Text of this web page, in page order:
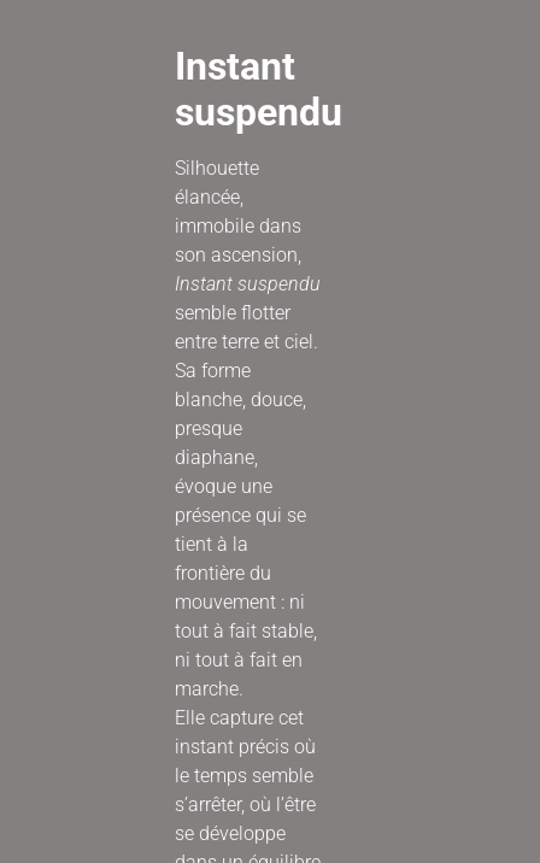
Instant
suspendu
Silhouette
élancée,
immobile dans
son ascension,
Instant suspendu
semble flotter
entre terre et ciel.
Sa forme
blanche, douce,
presque
diaphane,
évoque une
présence qui se
tient à la
frontière du
mouvement : ni
tout à fait stable,
ni tout à fait en
marche.
Elle capture cet
instant précis où
le temps semble
s’arrêter, où l’être
se développe